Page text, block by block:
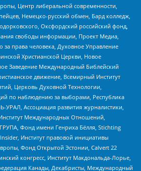
Центр либеральной современности,
Немецко-русский обмен, Бард колледж,
Оксфордский российский фонд,
свободы информации, Проект Медиа,
за права человека, Духовное Управление
Христианской Церкви, Новое
Заведение Международный Библейский
движение, Всемирный Институт
Церковь Духовной Технологии,
по наблюдению за выборами, Республика
Ассоциация развития журналистики,
Международных Отношений,
Фонд имени Генриха Бёлля, Stichting
Институт правовой инициативы
Фонд Открытой Эстонии, Calvert 22
конгресс, Институт Макдональда-Лорье,
Канады, Декабристы, Международный